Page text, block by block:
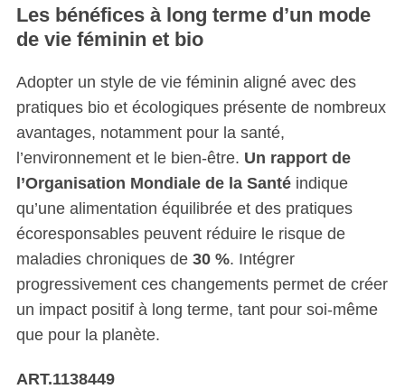
Les bénéfices à long terme d’un mode
de vie féminin et bio
Adopter un style de vie féminin aligné avec des
pratiques bio et écologiques présente de nombreux
avantages, notamment pour la santé,
l’environnement et le bien-être. Un rapport de
l’Organisation Mondiale de la Santéindique
qu’une alimentation équilibrée et des pratiques
écoresponsables peuvent réduire le risque de
maladies chroniques de 30 %. Intégrer
progressivement ces changements permet de créer
un impact positif à long terme, tant pour soi-même
que pour la planète.
ART.1138449